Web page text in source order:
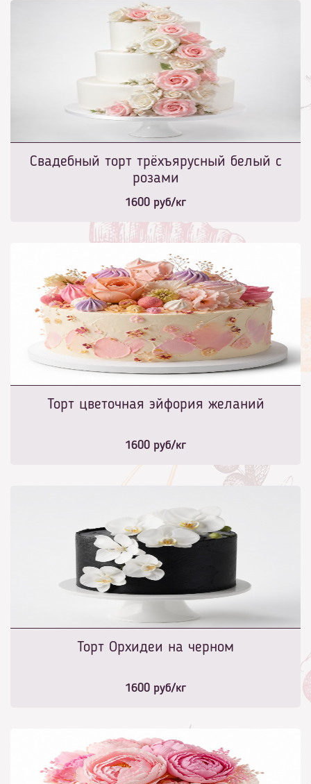
Свадебный торт трёхъярусный белый с
розами
1600 руб/кг
Торт цветочная эйфория желаний
1600 руб/кг
Торт Орхидеи на черном
1600 руб/кг